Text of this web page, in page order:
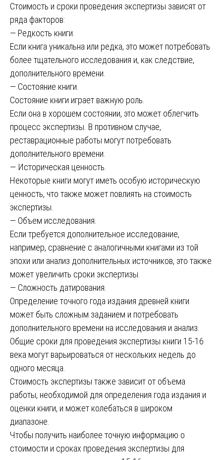
Стоимость и сроки проведения экспертизы зависят от
ряда факторов:
— Редкость книги.
Если книга уникальна или редка, это может потребовать
более тщательного исследования и, как следствие,
дополнительного времени.
— Состояние книги.
Состояние книги играет важную роль.
Если она в хорошем состоянии, это может облегчить
процесс экспертизы. В противном случае,
реставрационные работы могут потребовать
дополнительного времени.
— Историческая ценность.
Некоторые книги могут иметь особую историческую
ценность, что также может повлиять на стоимость
экспертизы.
— Объем исследования.
Если требуется дополнительное исследование,
например, сравнение с аналогичными книгами из той
эпохи или анализ дополнительных источников, это также
может увеличить сроки экспертизы.
— Сложность датирования.
Определение точного года издания древней книги
может быть сложным заданием и потребовать
дополнительного времени на исследования и анализ.
Общие сроки для проведения экспертизы книги 15-16
века могут варьироваться от нескольких недель до
одного месяца.
Стоимость экспертизы также зависит от объема
работы, необходимой для определения года издания и
оценки книги, и может колебаться в широком
диапазоне.
Чтобы получить наиболее точную информацию о
стоимости и сроках проведения экспертизы для